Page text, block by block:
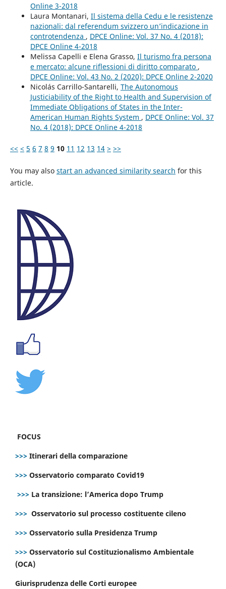
Online 3-2018
Laura Montanari, Il sistema della Cedu e le resistenze
nazionali: dal referendum svizzero un’indicazione in
controtendenza , DPCE Online: Vol. 37 No. 4 (2018):
DPCE Online 4-2018
Melissa Capelli e Elena Grasso, Il turismo fra persona
e mercato: alcune riflessioni di diritto comparato ,
DPCE Online: Vol. 43 No. 2 (2020): DPCE Online 2-2020
Nicolás Carrillo-Santarelli, The Autonomous
Justiciability of the Right to Health and Supervision of
Immediate Obligations of States in the Inter-
American Human Rights System , DPCE Online: Vol. 37
No. 4 (2018): DPCE Online 4-2018
<< < 5 6 7 8 9 10 11 12 13 14 > >>
You may also start an advanced similarity search for this
article.
FOCUS
>>> Itinerari della comparazione
>>> Osservatorio comparato Covid19
>>> La transizione: l’America dopo Trump
>>> Osservatorio sul processo costituente cileno
>>> Osservatorio sulla Presidenza Trump
>>> Osservatorio sul Costituzionalismo Ambientale
(OCA)
Giurisprudenza delle Corti europee